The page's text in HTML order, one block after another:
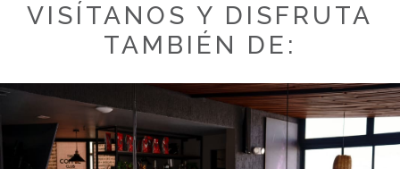
VISÍTANOS Y DISFRUTA
TAMBIÉN DE: